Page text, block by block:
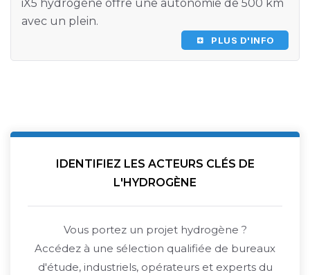
iX5 hydrogène offre une autonomie de 500 km
avec un plein.
PLUS D'INFO
IDENTIFIEZ LES ACTEURS CLÉS DE
L'HYDROGÈNE
Vous portez un projet hydrogène ?
Accédez à une sélection qualifiée de bureaux
d'étude, industriels, opérateurs et experts du